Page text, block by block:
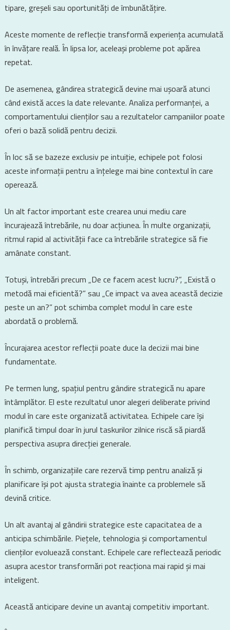
tipare, greșeli sau oportunități de îmbunătățire.
Aceste momente de reflecție transformă experiența acumulată
în învățare reală. În lipsa lor, aceleași probleme pot apărea
repetat.
De asemenea, gândirea strategică devine mai ușoară atunci
când există acces la date relevante. Analiza performanței, a
comportamentului clienților sau a rezultatelor campaniilor poate
oferi o bază solidă pentru decizii.
În loc să se bazeze exclusiv pe intuiție, echipele pot folosi
aceste informații pentru a înțelege mai bine contextul în care
operează.
Un alt factor important este crearea unui mediu care
încurajează întrebările, nu doar acțiunea. În multe organizații,
ritmul rapid al activității face ca întrebările strategice să fie
amânate constant.
Totuși, întrebări precum „De ce facem acest lucru?”, „Există o
metodă mai eficientă?” sau „Ce impact va avea această decizie
peste un an?” pot schimba complet modul în care este
abordată o problemă.
Încurajarea acestor reflecții poate duce la decizii mai bine
fundamentate.
Pe termen lung, spațiul pentru gândire strategică nu apare
întâmplător. El este rezultatul unor alegeri deliberate privind
modul în care este organizată activitatea. Echipele care își
planifică timpul doar în jurul taskurilor zilnice riscă să piardă
perspectiva asupra direcției generale.
În schimb, organizațiile care rezervă timp pentru analiză și
planificare își pot ajusta strategia înainte ca problemele să
devină critice.
Un alt avantaj al gândirii strategice este capacitatea de a
anticipa schimbările. Piețele, tehnologia și comportamentul
clienților evoluează constant. Echipele care reflectează periodic
asupra acestor transformări pot reacționa mai rapid și mai
inteligent.
Această anticipare devine un avantaj competitiv important.